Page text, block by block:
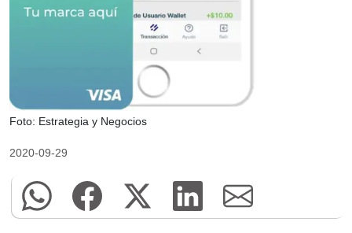
Foto: Estrategia y Negocios
2020-09-29